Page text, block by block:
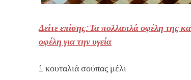
Δείτε επίσης: Τα πολλαπλά οφέλη της
οφέλη για την υγεία
1 κουταλιά σούπας μέλι